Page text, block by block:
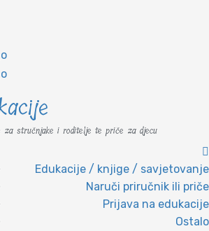
za stručnjake i roditelje te priče za djecu
Edukacije / knjige / savjetovanje
Naruči priručnik ili priče
Prijava na edukacije
Ostalo